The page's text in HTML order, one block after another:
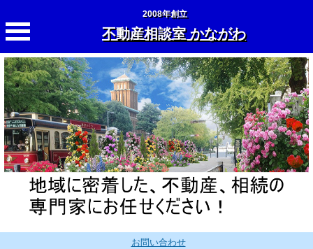
2008年創立
不動産相談室 かながわ
お問い合わせ